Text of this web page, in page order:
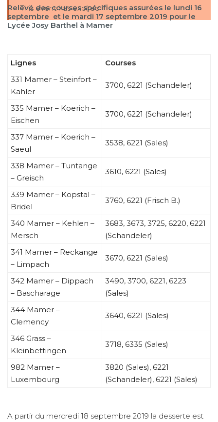
This event has expired
Relevé des courses spécifiques assurées le lundi 16
septembre et le mardi 17 septembre 2019 pour le
Lycée Josy Barthel à Mamer
Lignes
Courses
331 Mamer – Steinfort –
Kahler
3700, 6221 (Schandeler)
335 Mamer – Koerich –
Eischen
3700, 6221 (Schandeler)
337 Mamer – Koerich –
Saeul
3538, 6221 (Sales)
338 Mamer – Tuntange
– Greisch
3610, 6221 (Sales)
339 Mamer – Kopstal –
Bridel
3760, 6221 (Frisch B.)
340 Mamer – Kehlen –
Mersch
3683, 3673, 3725, 6220, 6221
(Schandeler)
341 Mamer – Reckange
– Limpach
3670, 6221 (Sales)
342 Mamer – Dippach
– Bascharage
3490, 3700, 6221, 6223
(Sales)
344 Mamer –
Clemency
3640, 6221 (Sales)
346 Grass –
Kleinbettingen
3718, 6335 (Sales)
982 Mamer –
Luxembourg
3820 (Sales), 6221
(Schandeler), 6221 (Sales)
A partir du mercredi 18 septembre 2019 la desserte est